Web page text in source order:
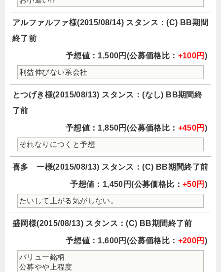
アルファルファ様(2015/08/14) スタンス：(C) BB期間
終了前
予想値：1,500円(公募価格比： +100円 )
利益伸びない系会社
とつげき様(2015/08/13) スタンス：(なし) BB期間終
了前
予想値：1,850円(公募価格比： +450円 )
それなりにつくと予想
喜多 一様(2015/08/13) スタンス：(C) BB期間終了前
予想値：1,450円(公募価格比： +50円 )
たいして上がる気がしない。
盛岡様(2015/08/13) スタンス：(C) BB期間終了前
予想値：1,600円(公募価格比： +200円 )
バリュー銘柄
公募やや上程度